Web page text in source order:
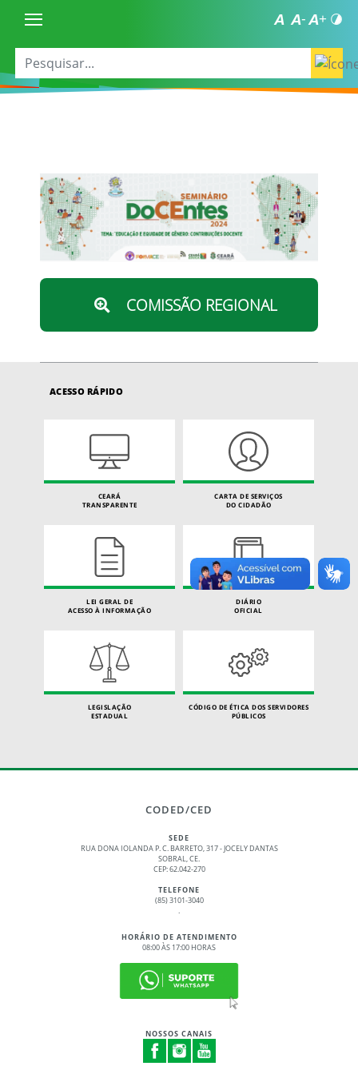
COMISSÃO REGIONAL
ACESSO RÁPIDO
CEARÁ
TRANSPARENTE
CARTA DE SERVIÇOS
DO CIDADÃO
LEI GERAL DE
ACESSO À INFORMAÇÃO
DIÁRIO
OFICIAL
LEGISLAÇÃO
ESTADUAL
CÓDIGO DE ÉTICA DOS SERVIDORES
PÚBLICOS
CODED/CED
SEDE
RUA DONA IOLANDA P. C. BARRETO, 317 - JOCELY DANTAS
SOBRAL, CE.
CEP: 62.042-270
TELEFONE
(85) 3101-3040
.
HORÁRIO DE ATENDIMENTO
08:00 ÀS 17:00 HORAS
NOSSOS CANAIS